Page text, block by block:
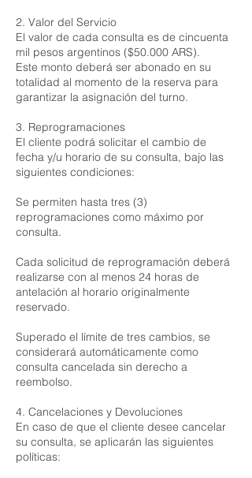
2. Valor del Servicio
El valor de cada consulta es de cincuenta
mil pesos argentinos ($50.000 ARS).
Este monto deberá ser abonado en su
totalidad al momento de la reserva para
garantizar la asignación del turno.
3. Reprogramaciones
El cliente podrá solicitar el cambio de
fecha y/u horario de su consulta, bajo las
siguientes condiciones:
Se permiten hasta tres (3)
reprogramaciones como máximo por
consulta.
Cada solicitud de reprogramación deberá
realizarse con al menos 24 horas de
antelación al horario originalmente
reservado.
Superado el límite de tres cambios, se
considerará automáticamente como
consulta cancelada sin derecho a
reembolso.
4. Cancelaciones y Devoluciones
En caso de que el cliente desee cancelar
su consulta, se aplicarán las siguientes
políticas: